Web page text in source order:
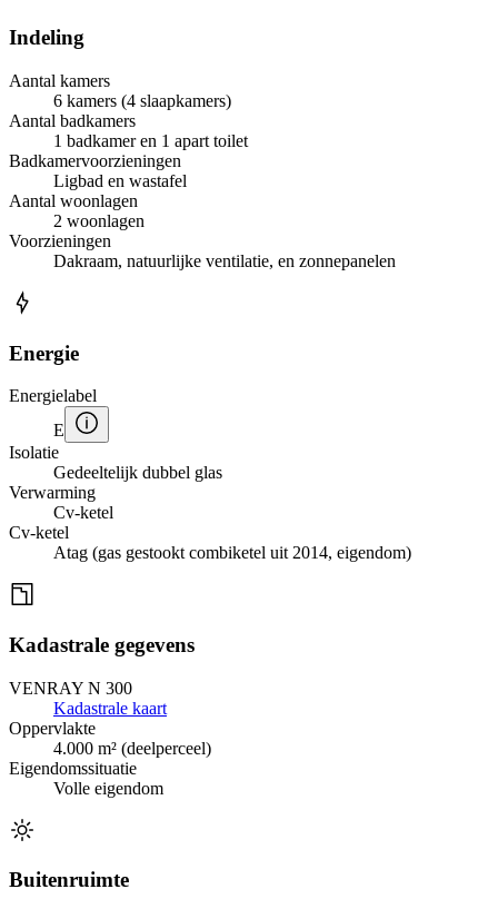
Indeling
Aantal kamers
6 kamers (4 slaapkamers)
Aantal badkamers
1 badkamer en 1 apart toilet
Badkamervoorzieningen
Ligbad en wastafel
Aantal woonlagen
2 woonlagen
Voorzieningen
Dakraam, natuurlijke ventilatie, en zonnepanelen
Energie
Energielabel
E
Isolatie
Gedeeltelijk dubbel glas
Verwarming
Cv-ketel
Cv-ketel
Atag (gas gestookt combiketel uit 2014, eigendom)
Kadastrale gegevens
VENRAY N 300
Kadastrale kaart
Oppervlakte
4.000 m² (deelperceel)
Eigendomssituatie
Volle eigendom
Buitenruimte